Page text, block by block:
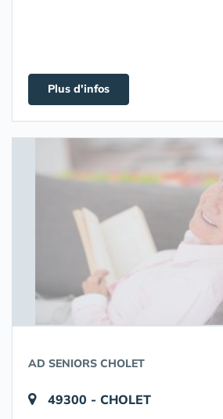
Plus d'infos
AD SENIORS CHOLET
49300 - CHOLET